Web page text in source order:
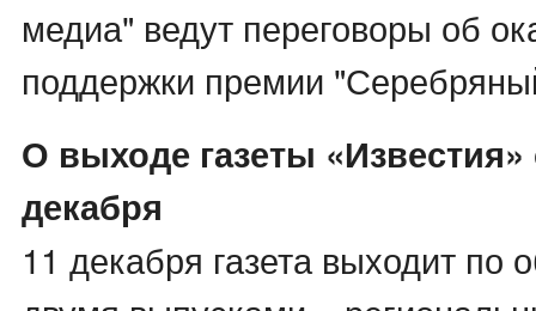
медиа" ведут переговоры об
поддержки премии
О выходе газеты «Известия»
декабря
11 декабря газета выходит по